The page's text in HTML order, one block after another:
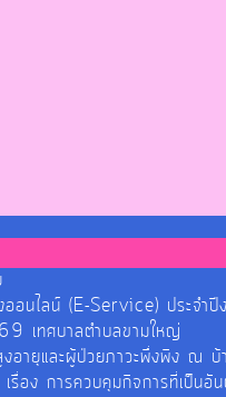
างออนไลน์ (E-Service)
เทศบาลตำบลขามใหญ่
งอายุและผู้ป่วยภาวะพึ่งพิง ณ
เรื่อง การควบคุมกิจการที่เ